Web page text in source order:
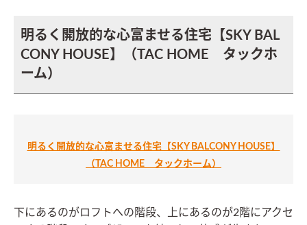
明るく開放的な心富ませる住宅【SKY BAL
CONY HOUSE】（TAC HOME タックホ
ーム）
明るく開放的な心富ませる住宅【SKY BALCONY HOUSE】
（TAC HOME タックホーム）
下にあるのがロフトへの階段、上にあるのが2階にアクセ